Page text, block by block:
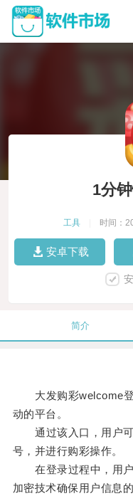
1分
工具 时间：
安卓下载
简介
大发购彩welcome登
动的平台。
通过该入口，用户可
号，并进行购彩操作。
在登录过程中，用户
加密技术确保用户信息的